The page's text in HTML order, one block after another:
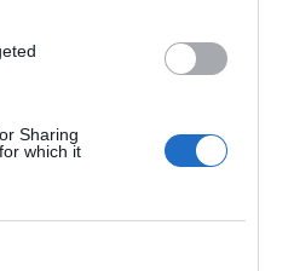
Sharing
which it